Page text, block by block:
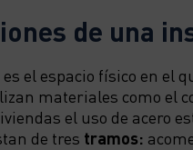
de una
el espacio físico en el
materiales como el
el uso de acero
de tres tramos: